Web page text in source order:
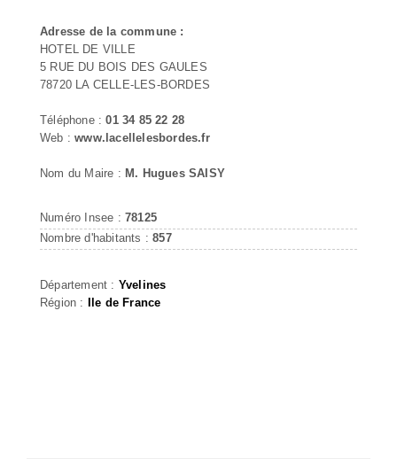
Adresse de la commune :
HOTEL DE VILLE
5 RUE DU BOIS DES GAULES
78720 LA CELLE-LES-BORDES
Téléphone :01 34 85 22 28
Web :www.lacellelesbordes.fr
Nom du Maire : M. Hugues SAISY
Numéro Insee : 78125
Nombre d'habitants :857
Département : Yvelines
Région : Ile de France